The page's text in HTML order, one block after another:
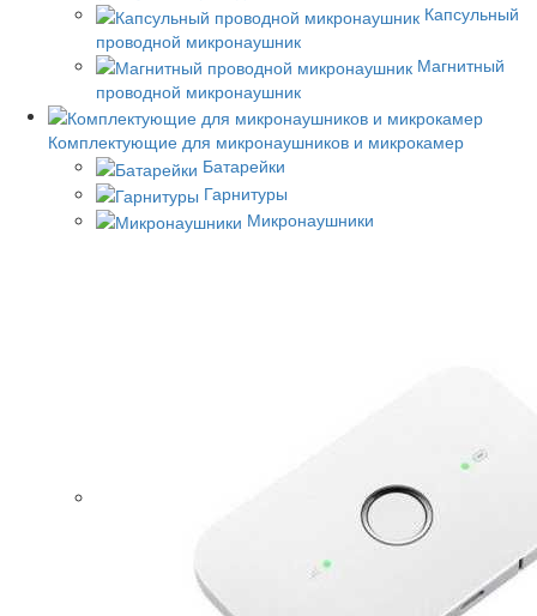
Капсульный
проводной микронаушник
Магнитный
проводной микронаушник
Комплектующие для микронаушников и микрокамер
Батарейки
Гарнитуры
Микронаушники